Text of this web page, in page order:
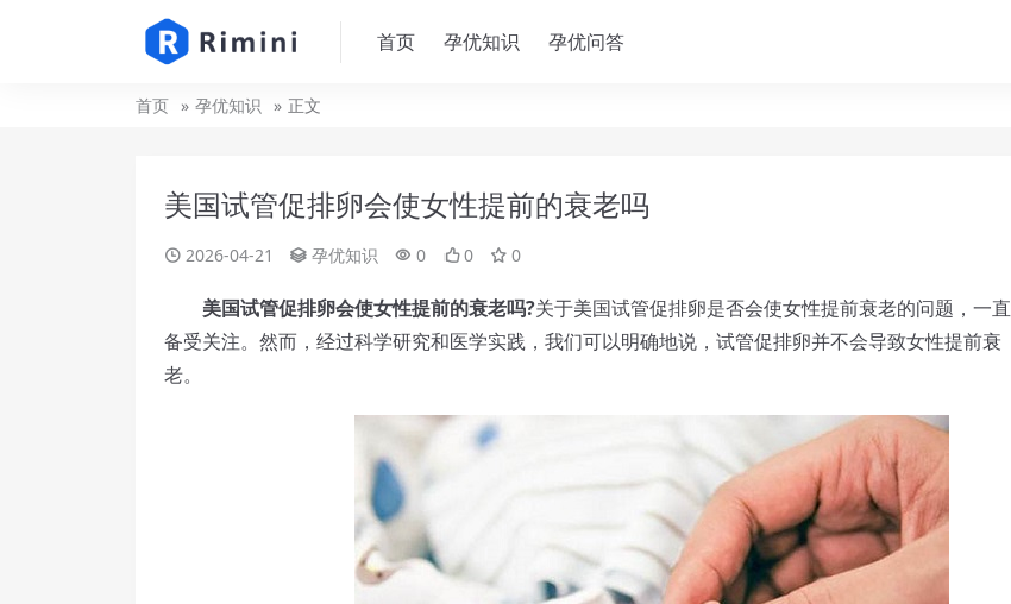
首页 孕优知识 孕优问答
首页 孕优知识 正文
美国试管促排卵会使女性提前的衰老吗
2026-04-21 孕优知识 0 0 0
美国试管促排卵会使女性提前的衰老吗?关于美国试管促排卵是否会使女性提前衰老的问题，一直
备受关注。然而，经过科学研究和医学实践，我们可以明确地说，试管促排卵并不会导致女性提前衰
老。